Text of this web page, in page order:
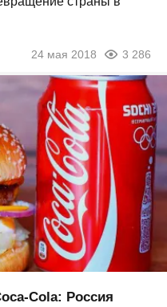
24 мая 2018 3 286
Cola: Россия